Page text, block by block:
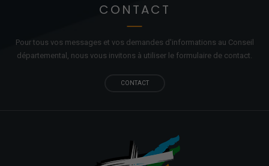
CONTACT
Pour tous vos messages et vos demandes d'informations au Conseil
départemental, nous vous invitons à utiliser le formulaire de contact.
CONTACT